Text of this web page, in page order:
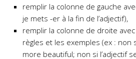
remplir la colonne de gauche
je mets -er à la fin de l’adjectif),
remplir la colonne de droite
règles et les exemples (ex : non
more beautiful; non si l’adjectif